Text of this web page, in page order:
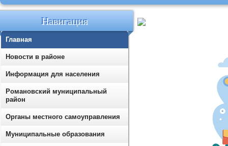
Навигация
Главная
Новости в районе
Информация для населения
Романовский муниципальный
район
Органы местного самоуправления
Муниципальные образования